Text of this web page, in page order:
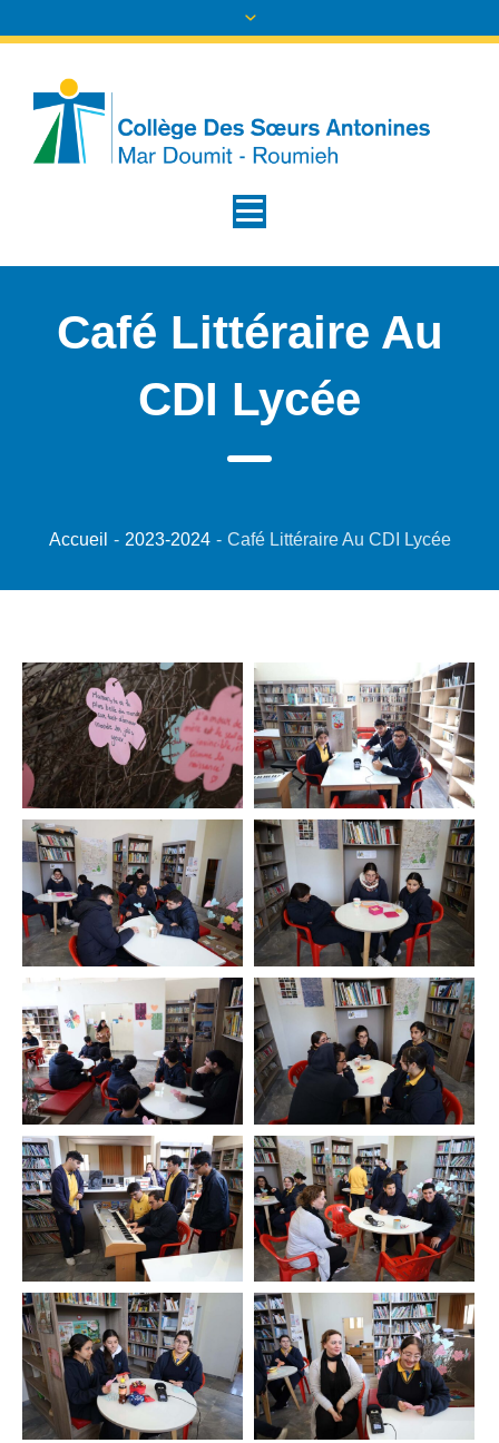
Café Littéraire Au
CDI Lycée
Accueil - 2023-2024 - Café Littéraire Au CDI Lycée